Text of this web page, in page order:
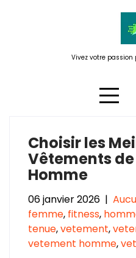
Vivez votre
Étiquette :
Choisir les
Vêtements
Homme
06 janvier 2026 |
femme, fitness,
tenue,vetement,
vetement homme,